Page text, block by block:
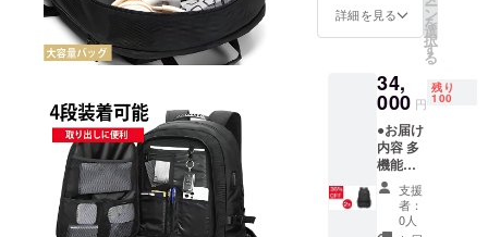
が遅れ
円（税
込）→
31,800
込） ※
販売価
格は送
料込み
です。
※ご注文
状況、
使用部
材の供
詳細を見る ー
ン
を
選
択
す
る
34,
000 円
残り
100
●お届け
内容 多
機能大
容量
リュッ
クBG01
支援
者：
0人